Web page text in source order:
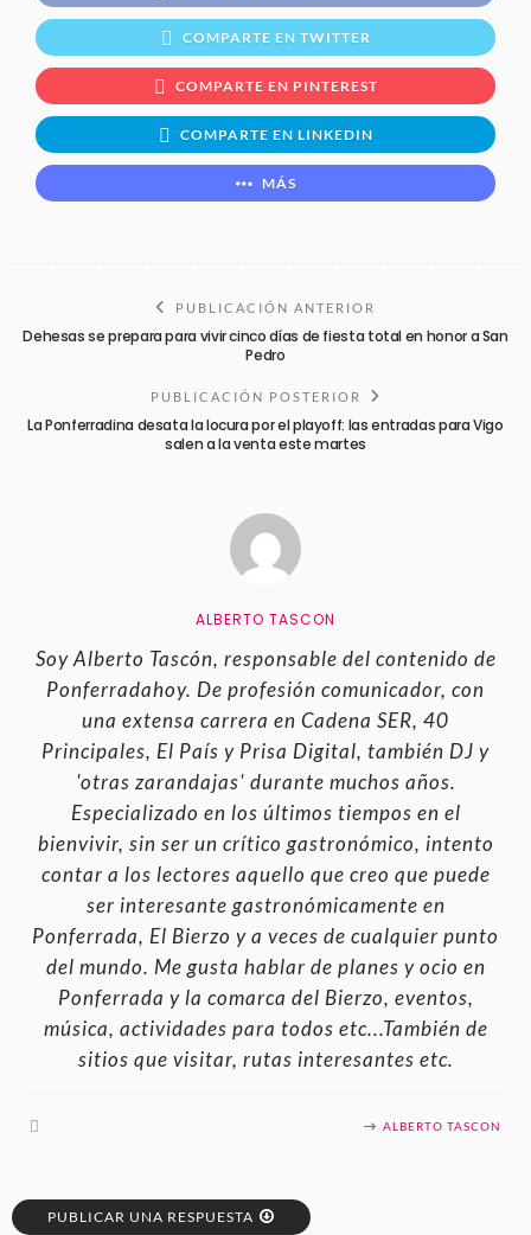
COMPARTE EN TWITTER
COMPARTE EN PINTEREST
COMPARTE EN LINKEDIN
MÁS
PUBLICACIÓN ANTERIOR
Dehesas se prepara para vivir cinco días de fiesta total en honor a San
Pedro
PUBLICACIÓN POSTERIOR
La Ponferradina desata la locura por el playoff: las entradas para Vigo
salen a la venta este martes
ALBERTO TASCON
Soy Alberto Tascón, responsable del contenido de
Ponferradahoy. De profesión comunicador, con
una extensa carrera en Cadena SER, 40
Principales, El País y Prisa Digital, también DJ y
'otras zarandajas' durante muchos años.
Especializado en los últimos tiempos en el
bienvivir, sin ser un crítico gastronómico, intento
contar a los lectores aquello que creo que puede
ser interesante gastronómicamente en
Ponferrada, El Bierzo y a veces de cualquier punto
del mundo. Me gusta hablar de planes y ocio en
Ponferrada y la comarca del Bierzo, eventos,
música, actividades para todos etc...También de
sitios que visitar, rutas interesantes etc.
ALBERTO TASCON
PUBLICAR UNA RESPUESTA